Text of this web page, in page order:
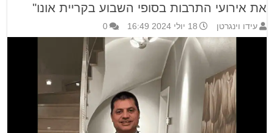
את אירועי התרבות בסופי השבוע בקריית אונו"
עידו וינגרטן 18 יולי 2024 16:49 0